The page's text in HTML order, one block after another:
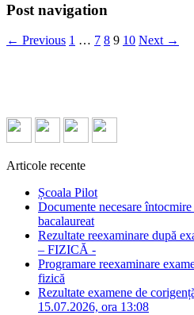
Post navigation
← Previous 1 … 7 8 9 10 Next →
Articole recente
Școala Pilot
Documente necesare
bacalaureat
Rezultate reexaminare după
– FIZICĂ -
Programare reexaminare
fizică
Rezultate examene de
15.07.2026, ora 13:08